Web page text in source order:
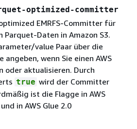
optimized-committer
EMRFS-Committer für
Parquet-Daten in Amazon S3.
value Paar über die
angeben, wenn Sie einen AWS
oder aktualisieren. Durch
true wird der Committer
ist die Flagge in AWS
in AWS Glue 2.0